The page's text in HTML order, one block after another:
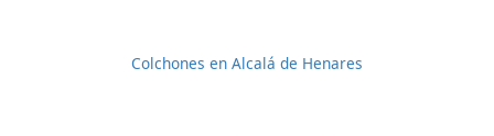
Colchones en Alcalá de Henares